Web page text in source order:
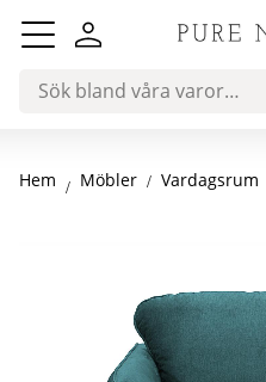
Meny
Hem Möbler Vardagsrum